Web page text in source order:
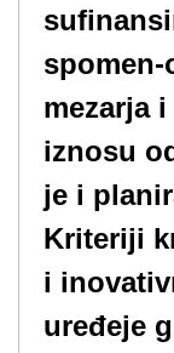
mezarja
iznosu
je i
Kriteriji
i
uređeje